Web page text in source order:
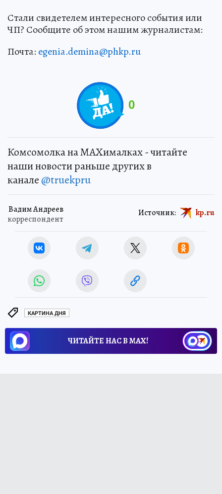
Стали свидетелем интересного события или
ЧП? Сообщите об этом нашим журналистам:
Почта: egenia.demina@phkp.ru
0
Комсомолка на MAXималках - читайте
наши новости раньше других в
канале @truekpru
Вадим Андреев
корреспондент
Источник: kp.ru
КАРТИНА ДНЯ
ЧИТАЙТЕ НАС В МАХ!